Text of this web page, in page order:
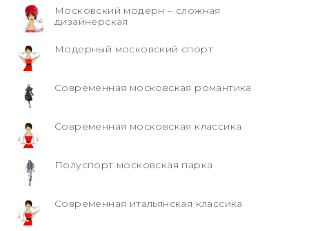
Московский модерн – сложная
дизайнерская
Модерный московский спорт
Современная московская романтика
Современная московская классика
Полуспорт московская парка
Современная итальянская классика